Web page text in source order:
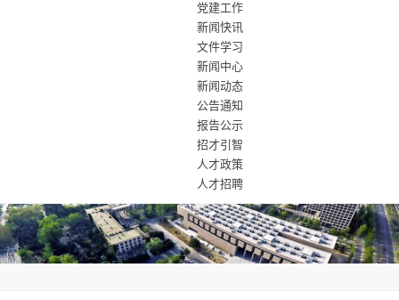
党建工作
新闻快讯
文件学习
新闻中心
新闻动态
公告通知
报告公示
招才引智
人才政策
人才招聘